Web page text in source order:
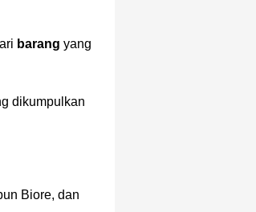
barang yang
dikumpulkan
Biore, dan